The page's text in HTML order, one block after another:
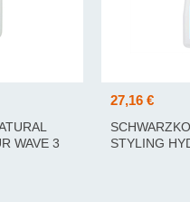
WAVE 3
27,16 €
STYLING